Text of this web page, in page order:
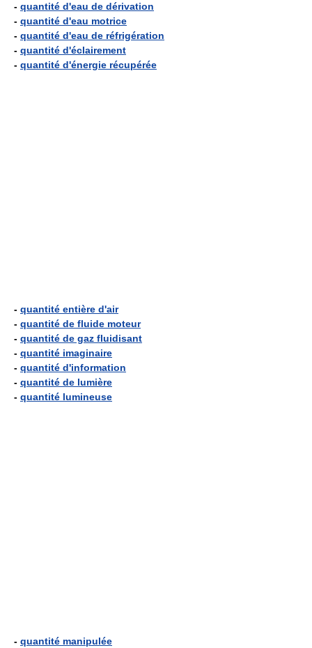
- quantité d'eau de dérivation
- quantité d'eau motrice
- quantité d'eau de réfrigération
- quantité d'éclairement
- quantité d'énergie récupérée
- quantité entière d'air
- quantité de fluide moteur
- quantité de gaz fluidisant
- quantité imaginaire
- quantité d'information
- quantité de lumière
- quantité lumineuse
- quantité manipulée